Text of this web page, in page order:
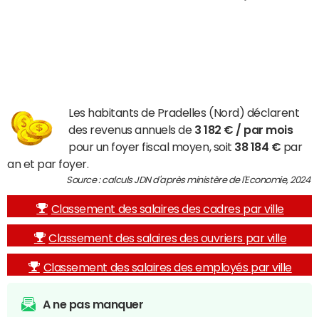
Les habitants de Pradelles (Nord) déclarent
des revenus annuels de 3 182 € / par mois
pour un foyer fiscal moyen, soit 38 184 € par
an et par foyer.
Source : calculs JDN d'après ministère de l'Economie, 2024
Classement des salaires des cadres par ville
Classement des salaires des ouvriers par ville
Classement des salaires des employés par ville
A ne pas manquer